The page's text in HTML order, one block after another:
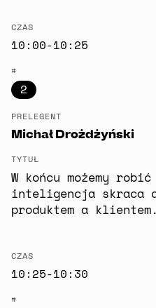
CZAS
10:00-10:25
#
2
PRELEGENT
Michał Drożdżyński
TYTUŁ
W końcu możemy
inteligencja skraca
produktem a klientem.
CZAS
10:25-10:30
#